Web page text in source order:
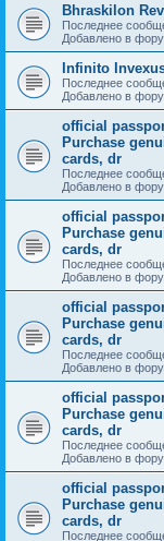
Bhraskilon
Последнее
Добавлено в
Infinito
Последнее
Добавлено в
official
Purchase
cards, dr
Последнее
Добавлено в
official
Purchase
cards, dr
Последнее
Добавлено в
official
Purchase
cards, dr
Последнее
Добавлено в
official
Purchase
cards, dr
Последнее
Добавлено в
official
Purchase
cards, dr
Последнее